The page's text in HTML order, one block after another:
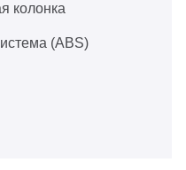
колонка
(ABS)